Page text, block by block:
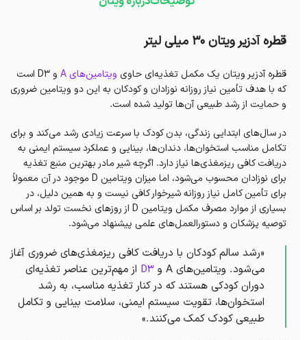
قطره آدزیر ویتان ۳۰ میلی لیتر
قطره آدزیر ویتان یک مکمل تغذیه‌ای حاوی ویتامین‌های A
و D3 است
که با هدف تأمین نیاز روزانه نوزادان و کودکان به این دو ویتامین ضروری
و حمایت از رشد طبیعی آن‌ها تولید شده است.
در سال‌های ابتدایی زندگی، بدن کودک با سرعت زیادی رشد می‌کند و برای
تکامل مناسب استخوان‌ها، دندان‌ها، بینایی و عملکرد سیستم ایمنی به
دریافت کافی ریزمغذی‌ها نیاز دارد. اگرچه شیر مادر بهترین منبع تغذیه
برای نوزادان محسوب می‌شود، اما میزان ویتامین D موجود در آن معمولاً
برای تأمین کامل نیاز روزانه شیرخوار کافی نیست و به همین دلیل، در
بسیاری از موارد مصرف مکمل ویتامین D از روزهای نخست تولد بر اساس
توصیه پزشکان و دستورالعمل‌های علمی پیشنهاد می‌شود.
«رشد سالم کودکان با دریافت کافی ریزمغذی‌های ضروری آغاز
می‌شود. ویتامین‌های A و
D3 از مهم‌ترین عناصر تغذیه‌ای
دوران کودکی هستند که در کنار تغذیه مناسب، به رشد
استخوان‌ها، تقویت سیستم ایمنی، سلامت بینایی و تکامل
طبیعی کودک کمک می‌کنند.»